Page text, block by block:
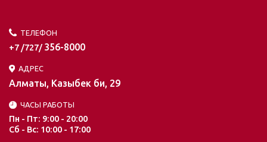
ТЕЛЕФОН
+7 /727/ 356-8000
АДРЕС
Алматы, Казыбек би, 29
ЧАСЫ РАБОТЫ
Пн - Пт: 9:00 - 20:00
Сб - Вс: 10:00 - 17:00